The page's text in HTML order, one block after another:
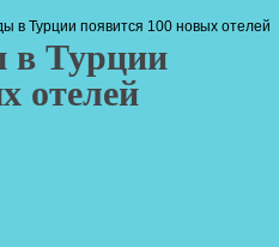
в Турции появится 100 новых отелей
в Турции
отелей